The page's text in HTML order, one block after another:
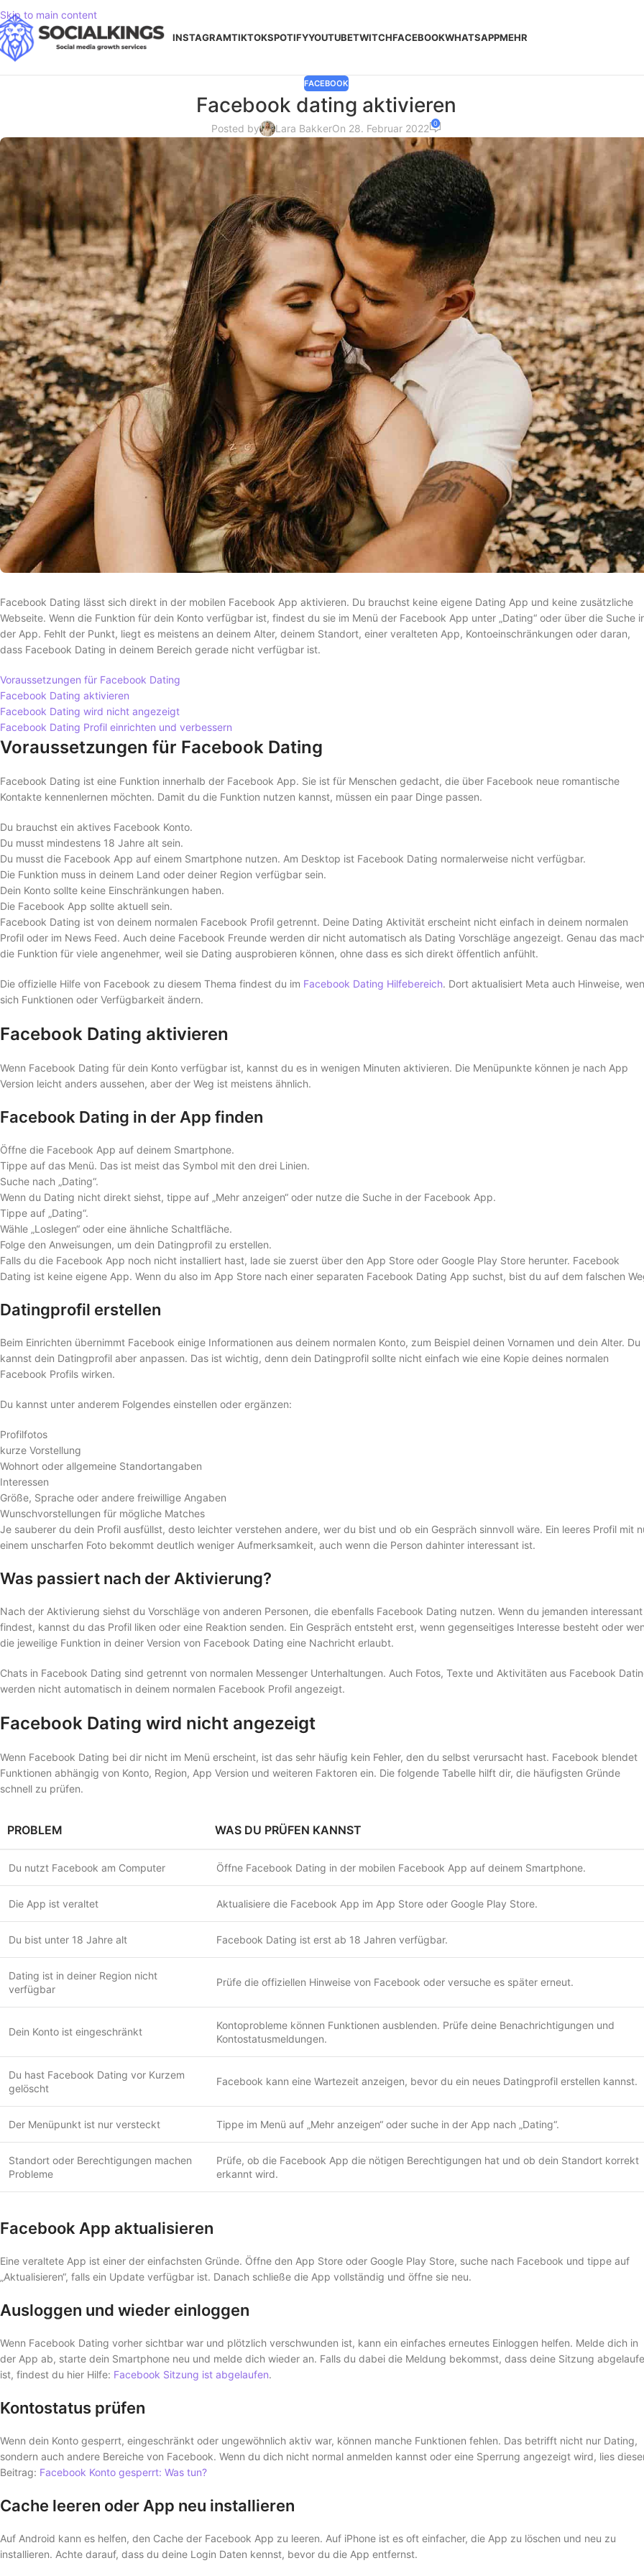
Skip to main content
INSTAGRAMTIKTOKSPOTIFYYOUTUBETWITCHFACEBOOKWHATSAPPMEHR
FACEBOOK
Facebook dating aktivieren
Posted by Lara BakkerOn 28. Februar 2022 0
Facebook Dating lässt sich direkt in der mobilen Facebook App aktivieren. Du brauchst keine eigene Dating App und keine zusätzliche
Webseite. Wenn die Funktion für dein Konto verfügbar ist, findest du sie im Menü der Facebook App unter „Dating“ oder über die Suche
der App. Fehlt der Punkt, liegt es meistens an deinem Alter, deinem Standort, einer veralteten App, Kontoeinschränkungen oder daran,
dass Facebook Dating in deinem Bereich gerade nicht verfügbar ist.
Voraussetzungen für Facebook Dating
Facebook Dating aktivieren
Facebook Dating wird nicht angezeigt
Facebook Dating Profil einrichten und verbessern
Voraussetzungen für Facebook Dating
Facebook Dating ist eine Funktion innerhalb der Facebook App. Sie ist für Menschen gedacht, die über Facebook neue romantische
Kontakte kennenlernen möchten. Damit du die Funktion nutzen kannst, müssen ein paar Dinge passen.
Du brauchst ein aktives Facebook Konto.
Du musst mindestens 18 Jahre alt sein.
Du musst die Facebook App auf einem Smartphone nutzen. Am Desktop ist Facebook Dating normalerweise nicht verfügbar.
Die Funktion muss in deinem Land oder deiner Region verfügbar sein.
Dein Konto sollte keine Einschränkungen haben.
Die Facebook App sollte aktuell sein.
Facebook Dating ist von deinem normalen Facebook Profil getrennt. Deine Dating Aktivität erscheint nicht einfach in deinem normalen
Profil oder im News Feed. Auch deine Facebook Freunde werden dir nicht automatisch als Dating Vorschläge angezeigt. Genau das
die Funktion für viele angenehmer, weil sie Dating ausprobieren können, ohne dass es sich direkt öffentlich anfühlt.
Die offizielle Hilfe von Facebook zu diesem Thema findest du im Facebook Dating Hilfebereich. Dort aktualisiert Meta auch Hinweise,
sich Funktionen oder Verfügbarkeit ändern.
Facebook Dating aktivieren
Wenn Facebook Dating für dein Konto verfügbar ist, kannst du es in wenigen Minuten aktivieren. Die Menüpunkte können je nach App
Version leicht anders aussehen, aber der Weg ist meistens ähnlich.
Facebook Dating in der App finden
Öffne die Facebook App auf deinem Smartphone.
Tippe auf das Menü. Das ist meist das Symbol mit den drei Linien.
Suche nach „Dating“.
Wenn du Dating nicht direkt siehst, tippe auf „Mehr anzeigen“ oder nutze die Suche in der Facebook App.
Tippe auf „Dating“.
Wähle „Loslegen“ oder eine ähnliche Schaltfläche.
Folge den Anweisungen, um dein Datingprofil zu erstellen.
Falls du die Facebook App noch nicht installiert hast, lade sie zuerst über den App Store oder Google Play Store herunter. Facebook
Dating ist keine eigene App. Wenn du also im App Store nach einer separaten Facebook Dating App suchst, bist du auf dem falschen
Datingprofil erstellen
Beim Einrichten übernimmt Facebook einige Informationen aus deinem normalen Konto, zum Beispiel deinen Vornamen und dein Alter. Du
kannst dein Datingprofil aber anpassen. Das ist wichtig, denn dein Datingprofil sollte nicht einfach wie eine Kopie deines normalen
Facebook Profils wirken.
Du kannst unter anderem Folgendes einstellen oder ergänzen:
Profilfotos
kurze Vorstellung
Wohnort oder allgemeine Standortangaben
Interessen
Größe, Sprache oder andere freiwillige Angaben
Wunschvorstellungen für mögliche Matches
Je sauberer du dein Profil ausfüllst, desto leichter verstehen andere, wer du bist und ob ein Gespräch sinnvoll wäre. Ein leeres Profil mit
einem unscharfen Foto bekommt deutlich weniger Aufmerksamkeit, auch wenn die Person dahinter interessant ist.
Was passiert nach der Aktivierung?
Nach der Aktivierung siehst du Vorschläge von anderen Personen, die ebenfalls Facebook Dating nutzen. Wenn du jemanden interessant
findest, kannst du das Profil liken oder eine Reaktion senden. Ein Gespräch entsteht erst, wenn gegenseitiges Interesse besteht oder
die jeweilige Funktion in deiner Version von Facebook Dating eine Nachricht erlaubt.
Chats in Facebook Dating sind getrennt von normalen Messenger Unterhaltungen. Auch Fotos, Texte und Aktivitäten aus Facebook
werden nicht automatisch in deinem normalen Facebook Profil angezeigt.
Facebook Dating wird nicht angezeigt
Wenn Facebook Dating bei dir nicht im Menü erscheint, ist das sehr häufig kein Fehler, den du selbst verursacht hast. Facebook blendet
Funktionen abhängig von Konto, Region, App Version und weiteren Faktoren ein. Die folgende Tabelle hilft dir, die häufigsten Gründe
schnell zu prüfen.
PROBLEM WAS DU PRÜFEN KANNST
Du nutzt Facebook am Computer Öffne Facebook Dating in der mobilen Facebook App auf deinem Smartphone.
Die App ist veraltet Aktualisiere die Facebook App im App Store oder Google Play Store.
Du bist unter 18 Jahre alt Facebook Dating ist erst ab 18 Jahren verfügbar.
Dating ist in deiner Region nicht
verfügbar
Prüfe die offiziellen Hinweise von Facebook oder versuche es später erneut.
Dein Konto ist eingeschränkt
Kontoprobleme können Funktionen ausblenden. Prüfe deine Benachrichtigungen und
Kontostatusmeldungen.
Du hast Facebook Dating vor Kurzem
gelöscht
Facebook kann eine Wartezeit anzeigen, bevor du ein neues Datingprofil erstellen kannst.
Der Menüpunkt ist nur versteckt Tippe im Menü auf „Mehr anzeigen“ oder suche in der App nach „Dating“.
Standort oder Berechtigungen machen
Probleme
Prüfe, ob die Facebook App die nötigen Berechtigungen hat und ob dein Standort korrekt
erkannt wird.
Facebook App aktualisieren
Eine veraltete App ist einer der einfachsten Gründe. Öffne den App Store oder Google Play Store, suche nach Facebook und tippe auf
„Aktualisieren“, falls ein Update verfügbar ist. Danach schließe die App vollständig und öffne sie neu.
Ausloggen und wieder einloggen
Wenn Facebook Dating vorher sichtbar war und plötzlich verschwunden ist, kann ein einfaches erneutes Einloggen helfen. Melde dich in
der App ab, starte dein Smartphone neu und melde dich wieder an. Falls du dabei die Meldung bekommst, dass deine Sitzung
ist, findest du hier Hilfe: Facebook Sitzung ist abgelaufen.
Kontostatus prüfen
Wenn dein Konto gesperrt, eingeschränkt oder ungewöhnlich aktiv war, können manche Funktionen fehlen. Das betrifft nicht nur Dating,
sondern auch andere Bereiche von Facebook. Wenn du dich nicht normal anmelden kannst oder eine Sperrung angezeigt wird, lies
Beitrag: Facebook Konto gesperrt: Was tun?
Cache leeren oder App neu installieren
Auf Android kann es helfen, den Cache der Facebook App zu leeren. Auf iPhone ist es oft einfacher, die App zu löschen und neu zu
installieren. Achte darauf, dass du deine Login Daten kennst, bevor du die App entfernst.